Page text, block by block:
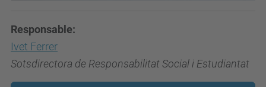
Responsable:
Ivet Ferrer
Sotsdirectora de Responsabilitat Social i Estudiantat